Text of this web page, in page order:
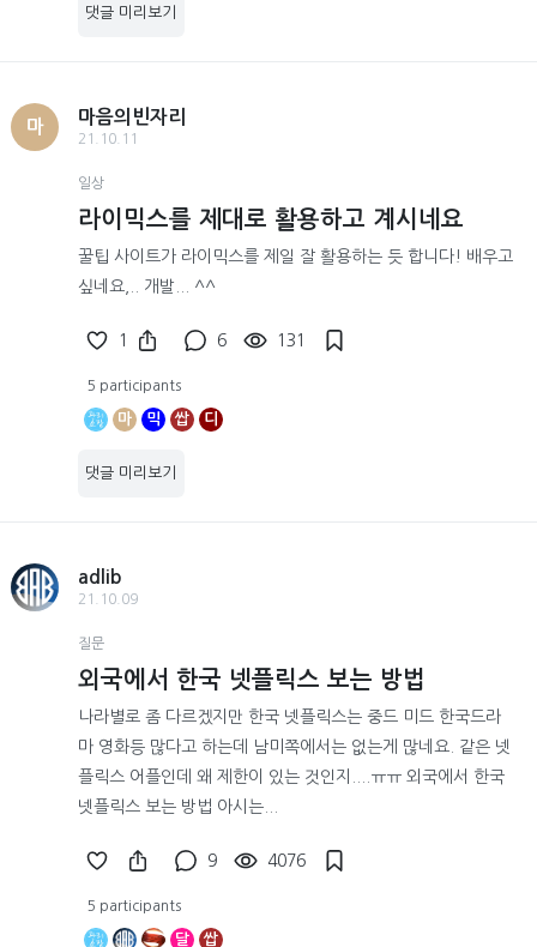
댓글 미리보기
마
마음의빈자리
21.10.11
일상
라이믹스를 제대로 활용하고 계시네요
꿀팁 사이트가 라이믹스를 제일 잘 활용하는 듯 합니다! 배우고
싶네요,.. 개발... ^^
1 6 131
5 participants
마 믹 쌉 디
댓글 미리보기
adlib
21.10.09
질문
외국에서 한국 넷플릭스 보는 방법
나라별로 좀 다르겠지만 한국 넷플릭스는 중드 미드 한국드라
마 영화등 많다고 하는데 남미쪽에서는 없는게 많네요. 같은 넷
플릭스 어플인데 왜 제한이 있는 것인지....ㅠㅠ 외국에서 한국
넷플릭스 보는 방법 아시는...
9 4076
5 participants
달 쌉